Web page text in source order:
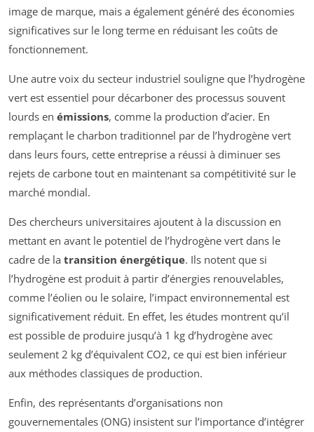
image de marque, mais a également généré des économies
significatives sur le long terme en réduisant les coûts de
fonctionnement.
Une autre voix du secteur industriel souligne que l’hydrogène
vert est essentiel pour décarboner des processus souvent
lourds en émissions, comme la production d’acier. En
remplaçant le charbon traditionnel par de l’hydrogène vert
dans leurs fours, cette entreprise a réussi à diminuer ses
rejets de carbone tout en maintenant sa compétitivité sur le
marché mondial.
Des chercheurs universitaires ajoutent à la discussion en
mettant en avant le potentiel de l’hydrogène vert dans le
cadre de la transition énergétique. Ils notent que si
l’hydrogène est produit à partir d’énergies renouvelables,
comme l’éolien ou le solaire, l’impact environnemental est
significativement réduit. En effet, les études montrent qu’il
est possible de produire jusqu’à 1 kg d’hydrogène avec
seulement 2 kg d’équivalent CO2, ce qui est bien inférieur
aux méthodes classiques de production.
Enfin, des représentants d’organisations non
gouvernementales (ONG) insistent sur l’importance d’intégrer